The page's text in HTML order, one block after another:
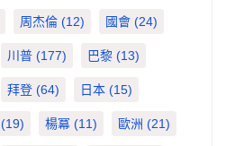
周杰倫 (12) 國會 (24)
川普 (177) 巴黎 (13)
拜登 (64) 日本 (15)
(19) 楊冪 (11) 歐洲 (21)